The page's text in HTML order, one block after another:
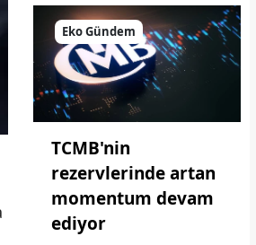
Eko Gündem
TCMB'nin
rezervlerinde artan
momentum devam
ediyor